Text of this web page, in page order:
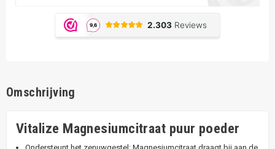
Omschrijving
Vitalize Magnesiumcitraat puur poeder